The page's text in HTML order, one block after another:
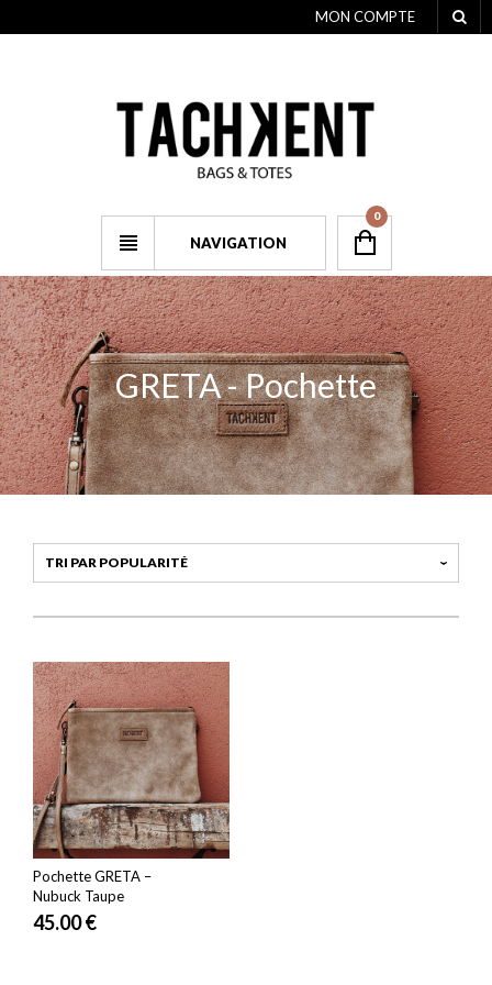
MON COMPTE
NAVIGATION
0
GRETA - Pochette
Pochette GRETA –
Nubuck Taupe
45.00€